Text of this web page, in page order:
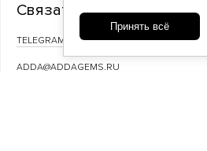
Связаться с нами
TELEGRAM ВКОНТАКТЕ
ADDA@ADDAGEMS.RU
Принять всё